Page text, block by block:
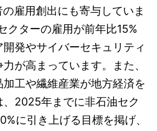
雇用創出にも寄与していま
クターの雇用が前年比15%
発やサイバーセキュリティ
が高まっています。また、
工や繊維産業が地方経済を
2025年までに非石油セク
に引き上げる目標を掲げ、